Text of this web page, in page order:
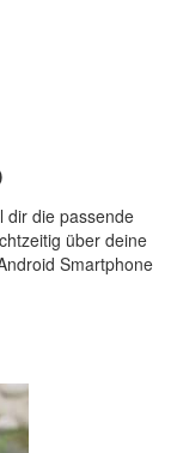
dir die passende
über deine
Smartphone